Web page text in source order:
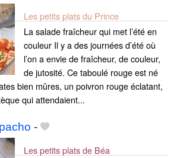
Les petits plats du Prince
La salade fraîcheur qui met l’été en
couleur Il y a des journées d’été où
l’on a envie de fraîcheur, de couleur,
de jutosité. Ce taboulé rouge est né
bien mûres, un poivron rouge éclatant,
qui attendaient...
-
Les petits plats de Béa